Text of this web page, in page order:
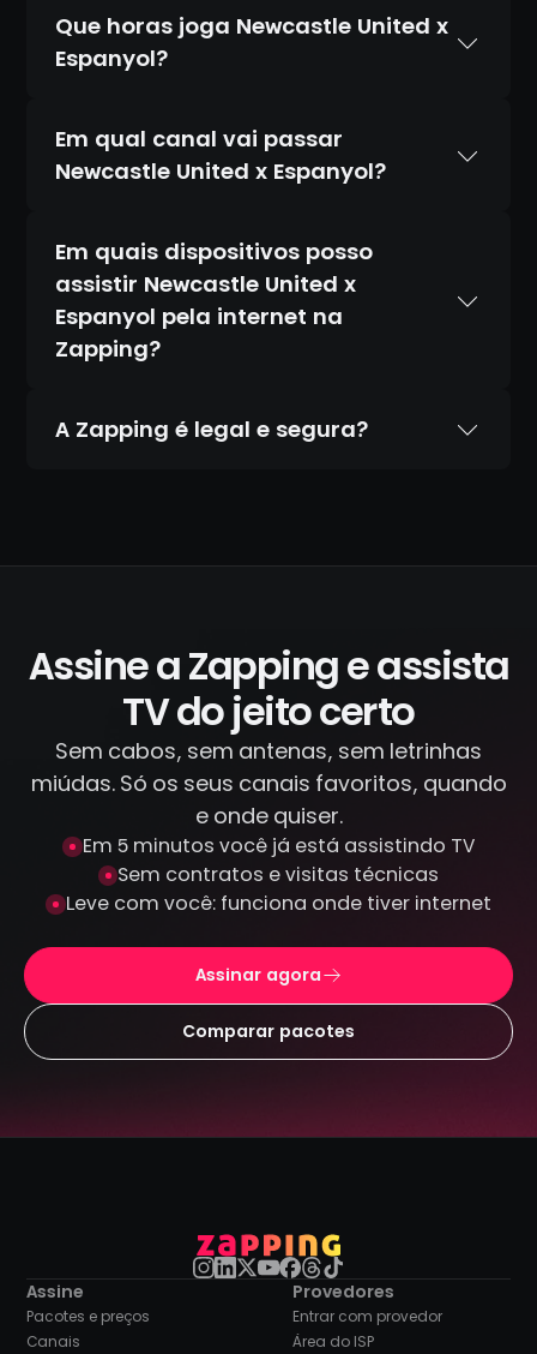
Que horas joga Newcastle United x
Espanyol?
Em qual canal vai passar
Newcastle United x Espanyol?
Em quais dispositivos posso
assistir Newcastle United x
Espanyol pela internet na
Zapping?
A Zapping é legal e segura?
os canais que transmitimos, diferente de
canais criptografados e protegidos: não
armazenamos seus dados de pagamento.
Assine a Zapping e assista
TV do jeito certo
Sem cabos, sem antenas, sem letrinhas
miúdas. Só os seus canais favoritos, quando
e onde quiser.
Em 5 minutos você já está assistindo TV
Sem contratos e visitas técnicas
Leve com você: funciona onde tiver internet
Assinar agora
Comparar pacotes
Assine
Pacotes e preços
Canais
Provedores
Entrar com provedor
Área do ISP